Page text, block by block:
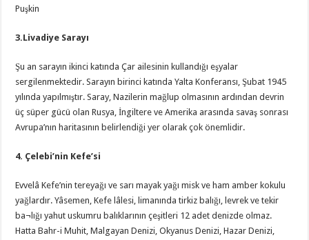
Puşkin
3.Livadiye Sarayı
Şu an sarayın ikinci katında Çar ailesinin kullandığı eşyalar
sergilenmektedir. Sarayın birinci katında Yalta Konferansı, Şubat 1945
yılında yapılmıştır. Saray, Nazilerin mağlup olmasının ardından devrin
üç süper gücü olan Rusya, İngiltere ve Amerika arasında savaş sonrası
Avrupa’nın haritasının belirlendiği yer olarak çok önemlidir.
4. Çelebi’nin Kefe’si
Evvelâ Kefe’nin tereyağı ve sarı mayak yağı misk ve ham amber kokulu
yağlardır. Yâsemen, Kefe lâlesi, limanında tirkiz balığı, levrek ve tekir
ba¬lığı yahut uskumru balıklarının çeşitleri 12 adet denizde olmaz.
Hatta Bahr-i Muhit, Malgayan Denizi, Okyanus Denizi, Hazar Denizi,